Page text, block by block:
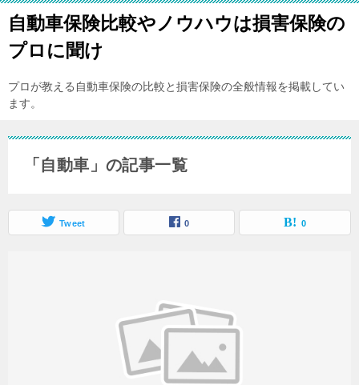
自動車保険比較やノウハウは損害保険の
プロに聞け
プロが教える自動車保険の比較と損害保険の全般情報を掲載してい
ます。
「自動車」の記事一覧
Tweet 0 0